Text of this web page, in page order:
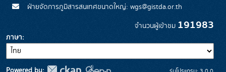
ฝ่ายจัดการภูมิสารสนเทศขนาดใหญ่: wgs@gistda.or.th
จำนวนผู้เข้าชม 191983
ภาษา